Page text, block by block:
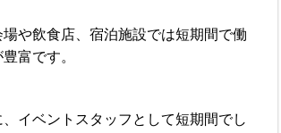
や飲食店、宿泊施設では短期間で働
富です。
イベントスタッフとして短期間でし